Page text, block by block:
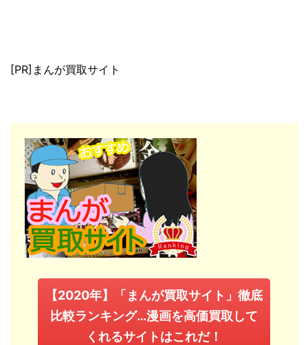
[PR]まんが買取サイト
【2020年】「まんが買取サイト」徹底
比較ランキング…漫画を高価買取して
くれるサイトはこれだ！